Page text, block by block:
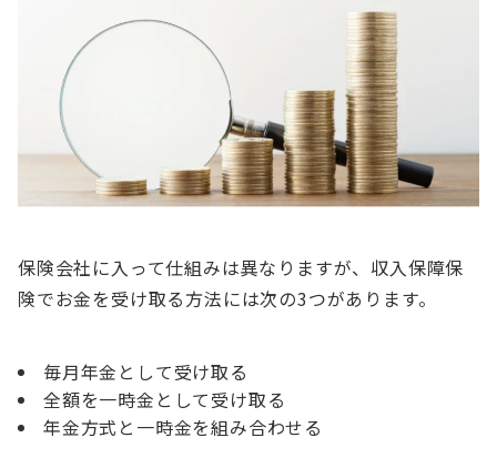
保険会社に入って仕組みは異なりますが、収入保障保
険でお金を受け取る方法には次の3つがあります。
毎月年金として受け取る
全額を一時金として受け取る
年金方式と一時金を組み合わせる